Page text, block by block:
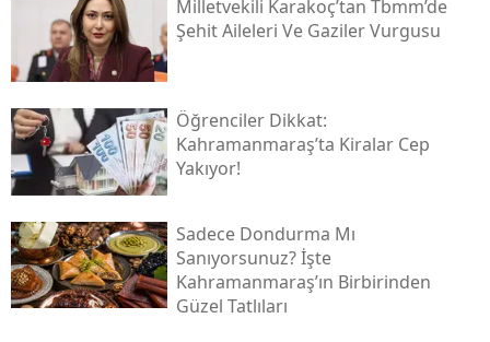
Milletvekili Karakoç’tan Tbmm’de
Şehit Aileleri Ve Gaziler Vurgusu
Öğrenciler Dikkat:
Kahramanmaraş’ta Kiralar Cep
Yakıyor!
Sadece Dondurma Mı
Sanıyorsunuz? İşte
Kahramanmaraş’ın Birbirinden
Güzel Tatlıları